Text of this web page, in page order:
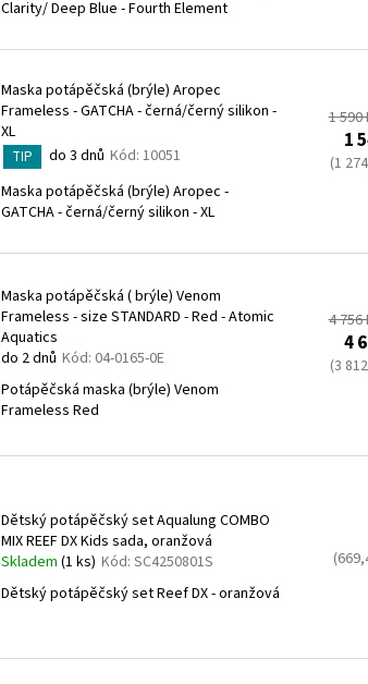
Clarity/ Deep Blue - Fourth Element
Maska potápěčská (brýle) Aropec
Frameless - GATCHA - černá/černý silikon -
XL
TIP do 3 dnů Kód: 10051
Maska potápěčská (brýle) Aropec -
GATCHA - černá/černý silikon - XL
1 590
1
(1
Maska potápěčská ( brýle) Venom
Frameless - size STANDARD - Red - Atomic
Aquatics
do 2 dnů Kód: 04-0165-0E
Potápěčská maska (brýle) Venom
Frameless Red
4 756
4
(3
Dětský potápěčský set Aqualung COMBO
MIX REEF DX Kids sada, oranžová
Skladem (1 ks) Kód: SC4250801S
Dětský potápěčský set Reef DX - oranžová